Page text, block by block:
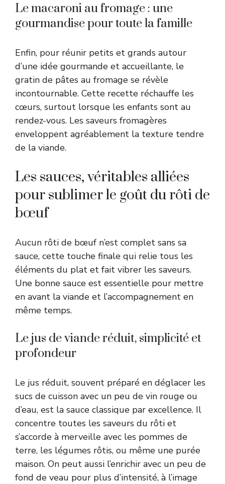
Le macaroni au fromage : une
gourmandise pour toute la famille
Enfin, pour réunir petits et grands autour
d’une idée gourmande et accueillante, le
gratin de pâtes au fromage se révèle
incontournable. Cette recette réchauffe les
cœurs, surtout lorsque les enfants sont au
rendez-vous. Les saveurs fromagères
enveloppent agréablement la texture tendre
de la viande.
Les sauces, véritables alliées
pour sublimer le goût du rôti de
bœuf
Aucun rôti de bœuf n’est complet sans sa
sauce, cette touche finale qui relie tous les
éléments du plat et fait vibrer les saveurs.
Une bonne sauce est essentielle pour mettre
en avant la viande et l’accompagnement en
même temps.
Le jus de viande réduit, simplicité et
profondeur
Le jus réduit, souvent préparé en déglacer les
sucs de cuisson avec un peu de vin rouge ou
d’eau, est la sauce classique par excellence. Il
concentre toutes les saveurs du rôti et
s’accorde à merveille avec les pommes de
terre, les légumes rôtis, ou même une purée
maison. On peut aussi l’enrichir avec un peu de
fond de veau pour plus d’intensité, à l’image